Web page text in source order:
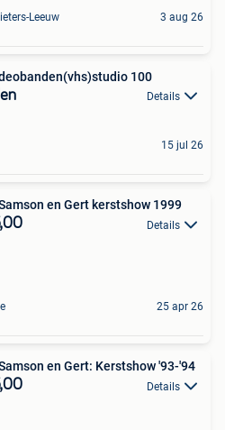
Leeuw 3 aug 26
100
Details
15 jul 26
en Gert kerstshow 1999
Details
25 apr 26
en Gert: Kerstshow '93-'94
Details